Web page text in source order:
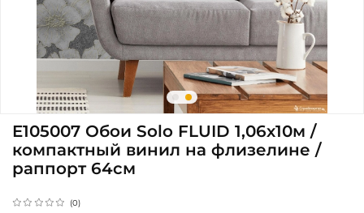
(0)
E105007 Обои Solo FLUID 1,06х10м /
компактный винил на флизелине /
раппорт 64см